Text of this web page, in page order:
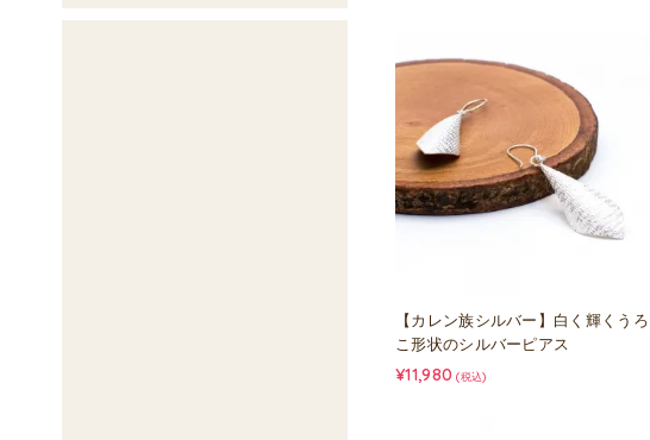
【カレン族シルバー】白く輝くうろ
こ形状のシルバーピアス
¥11,980 (税込)